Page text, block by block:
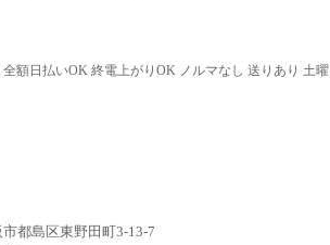
額日払いOK 終電上がりOK ノルマなし 送りあり 土
都島区東野田町3-13-7